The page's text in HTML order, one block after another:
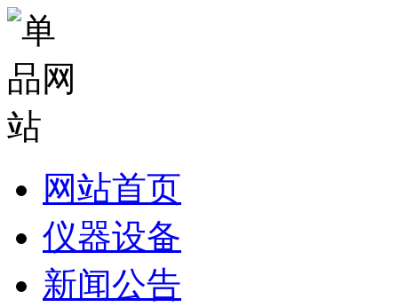
网站首页
仪器设备
新闻公告